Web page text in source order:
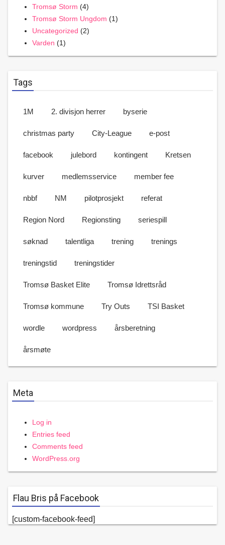
Tromsø Storm (4)
Tromsø Storm Ungdom (1)
Uncategorized (2)
Varden (1)
Tags
1M 2. divisjon herrer byserie
christmas party City-League e-post
facebook julebord kontingent Kretsen
kurver medlemsservice member fee
nbbf NM pilotprosjekt referat
Region Nord Regionsting seriespill
søknad talentliga trening trenings
treningstid treningstider
Tromsø Basket Elite Tromsø Idrettsråd
Tromsø kommune Try Outs TSI Basket
wordle wordpress årsberetning
årsmøte
Meta
Log in
Entries feed
Comments feed
WordPress.org
Flau Bris på Facebook
[custom-facebook-feed]